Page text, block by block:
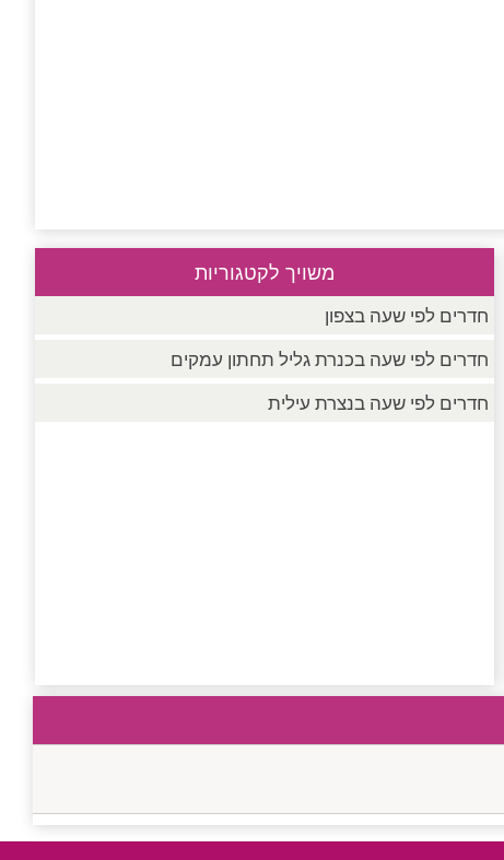
משויך לקטגוריות
חדרים לפי שעה בצפון
חדרים לפי שעה בכנרת גליל תחתון עמקים
חדרים לפי שעה בנצרת עילית